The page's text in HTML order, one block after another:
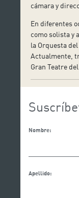
cámara y
En diferentes
como solista y
la Orquesta
Actualmente,
Gran Teatre
Nombre:
Apellido: